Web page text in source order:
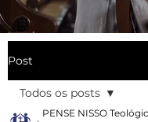
Post
Todos os posts
PENSE NISSO